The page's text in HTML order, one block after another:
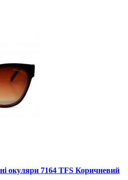
окуляри 7164 TFS Коричневий